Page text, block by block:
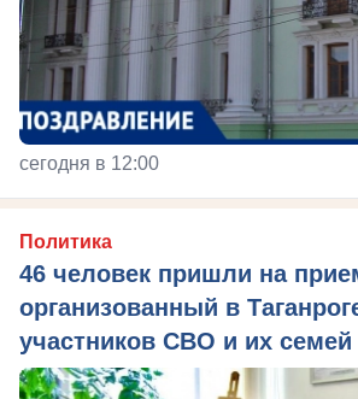
сегодня в 12:00
Политика
46 человек пришли на
организованный в
участников СВО и их семей